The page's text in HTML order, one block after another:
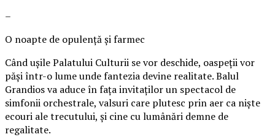
–
O noapte de opulență și farmec
Când ușile Palatului Culturii se vor deschide, oaspeții vor
păși într-o lume unde fantezia devine realitate. Balul
Grandios va aduce în fața invitaților un spectacol de
simfonii orchestrale, valsuri care plutesc prin aer ca niște
ecouri ale trecutului, și cine cu lumânări demne de
regalitate.